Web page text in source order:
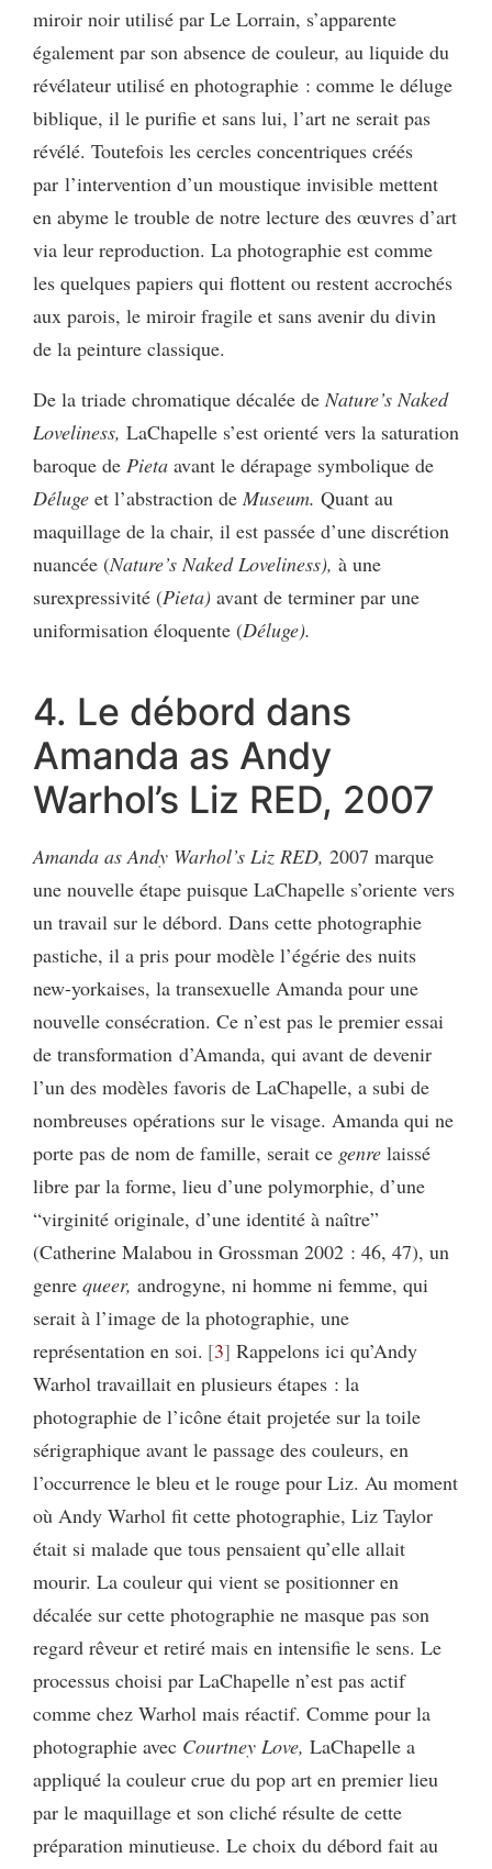
miroir noir utilisé par Le Lorrain, s’apparente
également par son absence de couleur, au liquide du
révélateur utilisé en photographie : comme le déluge
biblique, il le purifie et sans lui, l’art ne serait pas
révélé. Toutefois les cercles concentriques créés
par l’intervention d’un moustique invisible mettent
en abyme le trouble de notre lecture des œuvres d’art
via leur reproduction. La photographie est comme
les quelques papiers qui flottent ou restent accrochés
aux parois, le miroir fragile et sans avenir du divin
de la peinture classique.
De la triade chromatique décalée de Nature’s Naked
Loveliness, LaChapelle s’est orienté vers la saturation
baroque de Pieta avant le dérapage symbolique de
Déluge et l’abstraction de Museum. Quant au
maquillage de la chair, il est passée d’une discrétion
nuancée (Nature’s Naked Loveliness), à une
surexpressivité (Pieta) avant de terminer par une
uniformisation éloquente (Déluge).
4. Le débord dans
Amanda as Andy
Warhol’s Liz RED, 2007
Amanda as Andy Warhol’s Liz RED, 2007 marque
une nouvelle étape puisque LaChapelle s’oriente vers
un travail sur le débord. Dans cette photographie
pastiche, il a pris pour modèle l’égérie des nuits
new-yorkaises, la transexuelle Amanda pour une
nouvelle consécration. Ce n’est pas le premier essai
de transformation d’Amanda, qui avant de devenir
l’un des modèles favoris de LaChapelle, a subi de
nombreuses opérations sur le visage. Amanda qui ne
porte pas de nom de famille, serait ce genre laissé
libre par la forme, lieu d’une polymorphie, d’une
“virginité originale, d’une identité à naître”
(Catherine Malabou in Grossman 2002 : 46, 47), un
genre queer, androgyne, ni homme ni femme, qui
serait à l’image de la photographie, une
représentation en soi. 3 Rappelons ici qu’Andy
Warhol travaillait en plusieurs étapes : la
photographie de l’icône était projetée sur la toile
sérigraphique avant le passage des couleurs, en
l’occurrence le bleu et le rouge pour Liz. Au moment
où Andy Warhol fit cette photographie, Liz Taylor
était si malade que tous pensaient qu’elle allait
mourir. La couleur qui vient se positionner en
décalée sur cette photographie ne masque pas son
regard rêveur et retiré mais en intensifie le sens. Le
processus choisi par LaChapelle n’est pas actif
comme chez Warhol mais réactif. Comme pour la
photographie avec Courtney Love, LaChapelle a
appliqué la couleur crue du pop art en premier lieu
par le maquillage et son cliché résulte de cette
préparation minutieuse. Le choix du débord fait au